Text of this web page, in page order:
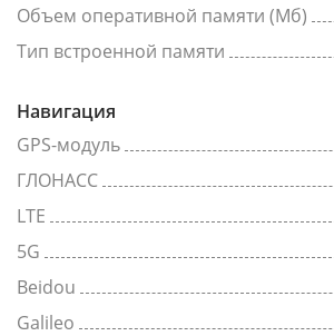
Объем оперативной памяти (Мб)
Тип встроенной памяти
Навигация
GPS-модуль
ГЛОНАСС
LTE
5G
Beidou
Galileo